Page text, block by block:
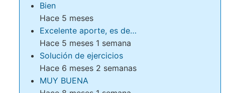
Bien
Hace 5 meses
Excelente aporte, es de…
Hace 5 meses 1 semana
Solución de ejercicios
Hace 6 meses 2 semanas
MUY BUENA